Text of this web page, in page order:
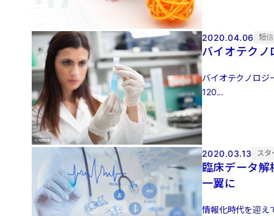
2020.04.06 短信
バイオテクノ
バイオテクノロジ
120...
2020.03.13 スタ
臨床データ
一翼に
情報化時代を迎え